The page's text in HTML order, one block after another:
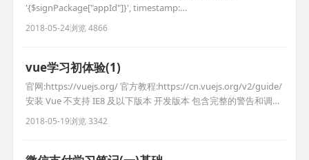
'{$signPackage["appId"]}', timestamp:
'{$signPackage["timestamp"]}', nonceStr:
'{$signPackage["nonceStr"]}', signature: '{$signPackage[
2018-05-24浏览 4866
vue学习初体验(1)
官网:https://vuejs.org/ 官方教程:https://cn.vuejs.org/v2/guide/
安装 Vue 不支持 IE8 及以下版本 开发版本 包含完整的警告和调试
模式 生产版本 删除了警告，30.90KB min+gzip 第一个vue程序 11
{{content}} //显示数据 var app = new Vue({ el:
2018-05-19浏览 3342